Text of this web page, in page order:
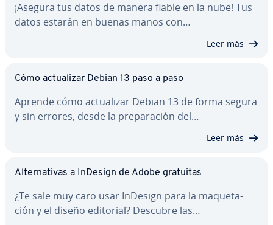
¡Asegura tus datos de manera fiable en la nube! Tus
datos estarán en buenas manos con…
Leer más
Cómo ac­tua­li­zar Debian 13 paso a paso
Aprende cómo ac­tua­li­zar Debian 13 de forma segura
y sin errores, desde la pre­pa­ra­ción del…
Leer más
Al­te­r­na­ti­vas a InDesign de Adobe gratuitas
¿Te sale muy caro usar InDesign para la ma­que­ta­
ción y el diseño editorial? Descubre las…